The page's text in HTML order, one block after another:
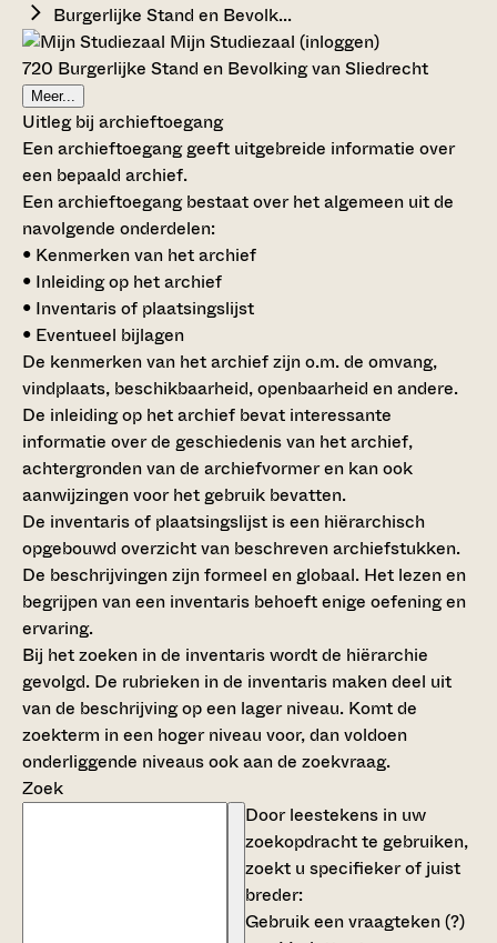
Burgerlijke Stand en Bevolk...
Mijn Studiezaal (inloggen)
720 Burgerlijke Stand en Bevolking van Sliedrecht
Meer...
Uitleg bij archieftoegang
Een archieftoegang geeft uitgebreide informatie over
een bepaald archief.
Een archieftoegang bestaat over het algemeen uit de
navolgende onderdelen:
• Kenmerken van het archief
• Inleiding op het archief
• Inventaris of plaatsingslijst
• Eventueel bijlagen
De kenmerken van het archief zijn o.m. de omvang,
vindplaats, beschikbaarheid, openbaarheid en andere.
De inleiding op het archief bevat interessante
informatie over de geschiedenis van het archief,
achtergronden van de archiefvormer en kan ook
aanwijzingen voor het gebruik bevatten.
De inventaris of plaatsingslijst is een hiërarchisch
opgebouwd overzicht van beschreven archiefstukken.
De beschrijvingen zijn formeel en globaal. Het lezen en
begrijpen van een inventaris behoeft enige oefening en
ervaring.
Bij het zoeken in de inventaris wordt de hiërarchie
gevolgd. De rubrieken in de inventaris maken deel uit
van de beschrijving op een lager niveau. Komt de
zoekterm in een hoger niveau voor, dan voldoen
onderliggende niveaus ook aan de zoekvraag.
Zoek
Door leestekens in uw
zoekopdracht te gebruiken,
zoekt u specifieker of juist
breder:
Gebruik eenvraagteken (?)